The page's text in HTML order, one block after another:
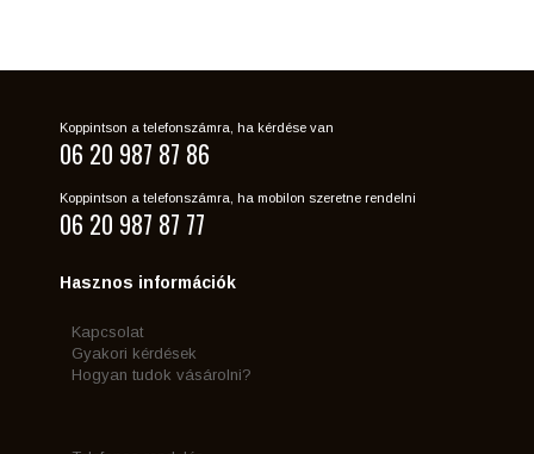
Koppintson a telefonszámra, ha kérdése van
06 20 987 87 86
Koppintson a telefonszámra, ha mobilon szeretne rendelni
06 20 987 87 77
Hasznos információk
Kapcsolat
Gyakori kérdések
Hogyan tudok vásárolni?